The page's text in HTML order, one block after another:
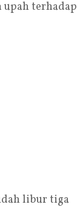
upah terhadap
libur tiga